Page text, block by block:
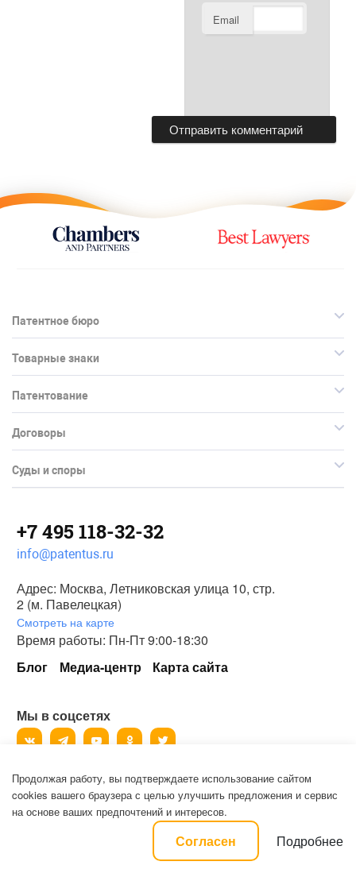
Email
Патентное бюро
Товарные знаки
Патентование
Договоры
Суды и споры
+7 495 118-32-32
info@patentus.ru
Адрес: Москва, Летниковская улица 10, стр.
2 (м. Павелецкая)
Смотреть на карте
Время работы: Пн-Пт 9:00-18:30
Блог
Медиа-центр Карта сайта
Мы в соцсетях
©2006-2026, ООО «Патентус».
Все права защищены.
Политика конфиденциальности и пользовательское соглашение на
обработку персональных данных
Продолжая работу, вы подтверждаете использование сайтом
cookies вашего браузера с целью улучшить предложения и сервис
на основе ваших предпочтений и интересов.
Согласен Подробнее